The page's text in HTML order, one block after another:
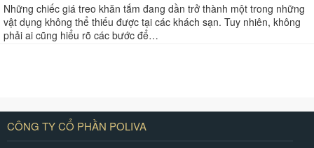
Những chiếc giá treo khăn tắm đang dần trở thành một trong những
vật dụng không thể thiếu được tại các khách sạn. Tuy nhiên, không
phải ai cũng hiểu rõ các bước để…
CÔNG TY CỔ PHẦN POLIVA